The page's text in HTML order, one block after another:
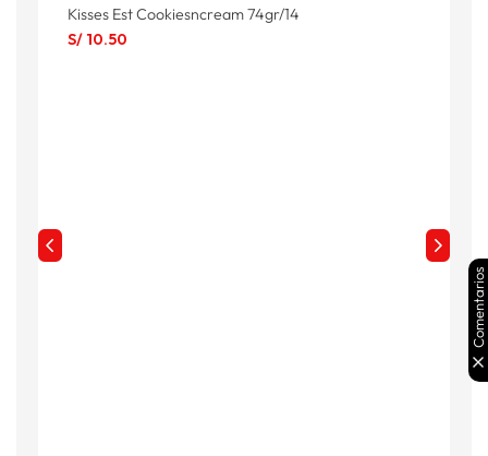
Kisses Est Cookiesncream 74gr/14
S/ 10.50
Comentarios